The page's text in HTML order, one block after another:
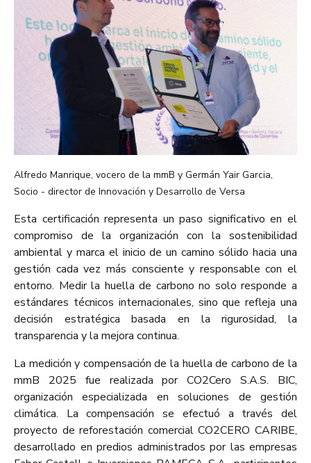
Alfredo Manrique, vocero de la mmB y Germán Yair Garcia,
Socio - director de Innovación y Desarrollo de Versa
Esta certificación representa un paso significativo en el
compromiso de la organización con la sostenibilidad
ambiental y marca el inicio de un camino sólido hacia una
gestión cada vez más consciente y responsable con el
entorno. Medir la huella de carbono no solo responde a
estándares técnicos internacionales, sino que refleja una
decisión estratégica basada en la rigurosidad, la
transparencia y la mejora continua.
La medición y compensación de la huella de carbono de la
mmB 2025 fue realizada por CO2Cero S.A.S. BIC,
organización especializada en soluciones de gestión
climática. La compensación se efectuó a través del
proyecto de reforestación comercial CO2CERO CARIBE,
desarrollado en predios administrados por las empresas